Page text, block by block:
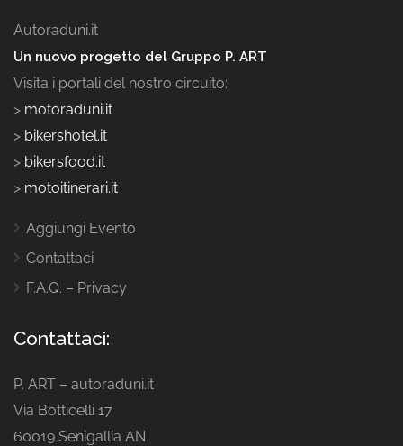
Autoraduni.it
Un nuovo progetto del Gruppo P. ART
Visita i portali del nostro circuito:
> motoraduni.it
> bikershotel.it
> bikersfood.it
> motoitinerari.it
Aggiungi Evento
Contattaci
F.A.Q. – Privacy
Contattaci:
P. ART – autoraduni.it
Via Botticelli 17
60019 Senigallia AN